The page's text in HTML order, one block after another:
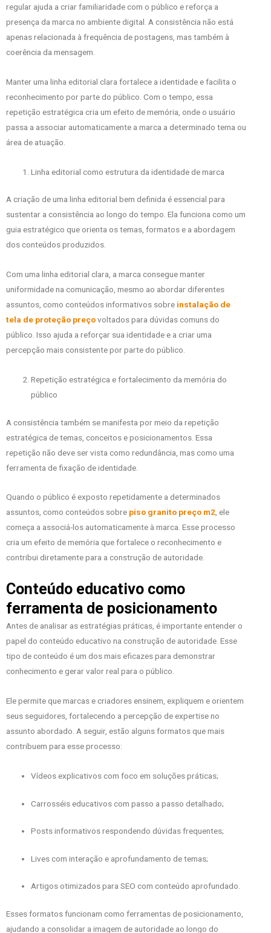
regular ajuda a criar familiaridade com o público e reforça a
presença da marca no ambiente digital. A consistência não está
apenas relacionada à frequência de postagens, mas também à
coerência da mensagem.
Manter uma linha editorial clara fortalece a identidade e facilita o
reconhecimento por parte do público. Com o tempo, essa
repetição estratégica cria um efeito de memória, onde o usuário
passa a associar automaticamente a marca a determinado tema ou
área de atuação.
Linha editorial como estrutura da identidade de marca
A criação de uma linha editorial bem definida é essencial para
sustentar a consistência ao longo do tempo. Ela funciona como um
guia estratégico que orienta os temas, formatos e a abordagem
dos conteúdos produzidos.
Com uma linha editorial clara, a marca consegue manter
uniformidade na comunicação, mesmo ao abordar diferentes
assuntos, como conteúdos informativos sobre instalação de
tela de proteção preçovoltados para dúvidas comuns do
público. Isso ajuda a reforçar sua identidade e a criar uma
percepção mais consistente por parte do público.
Repetição estratégica e fortalecimento da memória do
público
A consistência também se manifesta por meio da repetição
estratégica de temas, conceitos e posicionamentos. Essa
repetição não deve ser vista como redundância, mas como uma
ferramenta de fixação de identidade.
Quando o público é exposto repetidamente a determinados
assuntos, como conteúdos sobre piso granito preço m2, ele
começa a associá-los automaticamente à marca. Esse processo
cria um efeito de memória que fortalece o reconhecimento e
contribui diretamente para a construção de autoridade.
Conteúdo educativo como
ferramenta de posicionamento
Antes de analisar as estratégias práticas, é importante entender o
papel do conteúdo educativo na construção de autoridade. Esse
tipo de conteúdo é um dos mais eficazes para demonstrar
conhecimento e gerar valor real para o público.
Ele permite que marcas e criadores ensinem, expliquem e orientem
seus seguidores, fortalecendo a percepção de expertise no
assunto abordado. A seguir, estão alguns formatos que mais
contribuem para esse processo:
Vídeos explicativos com foco em soluções práticas;
Carrosséis educativos com passo a passo detalhado;
Posts informativos respondendo dúvidas frequentes;
Lives com interação e aprofundamento de temas;
Artigos otimizados para SEO com conteúdo aprofundado.
Esses formatos funcionam como ferramentas de posicionamento,
ajudando a consolidar a imagem de autoridade ao longo do